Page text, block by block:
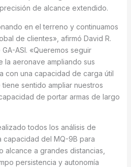
de alcance extendido.
en el terreno y continuamos
de clientes», afirmó David R.
ASI. «Queremos seguir
la aeronave ampliando sus
con una capacidad de carga útil
sentido ampliar nuestros
de portar armas de largo
todos los análisis de
capacidad del MQ-9B para
alcance a grandes distancias,
persistencia y autonomía